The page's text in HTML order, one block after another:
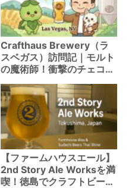
Crafthaus Brewery（ラ
スベガス）訪問記｜モルト
の魔術師！衝撃のチェコピ
【ファームハウスエール】
2nd Story Ale Worksを満
喫！徳島でクラフトビール